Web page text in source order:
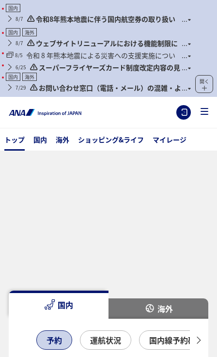
国内
8/7
令和8年熊本地震に伴う国内航空券の取り扱い
について
国内
海外
8/7
ウェブサイトリニューアルにおける機能制限に
ついて
8/5 令和 8 年熊本地震による災害への支援実施につい
て 6/25
スーパーフライヤーズカード制度改定内容の見
直しに関するご案内
国内
海外
7/29
お問い合わせ窓口（電話・メール）の混雑・よ
くあるお問い合わせについて
開く
トップ 国内 海外 ショッピング&ライフ マイレージ
国内 海外
予約 運航状況 国内線予約確認